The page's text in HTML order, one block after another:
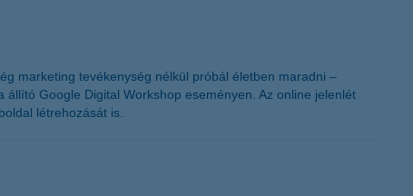
marketing tevékenység nélkül próbál életben maradni –
Google Digital Workshop eseményen. Az online jelenlét
létrehozását is.